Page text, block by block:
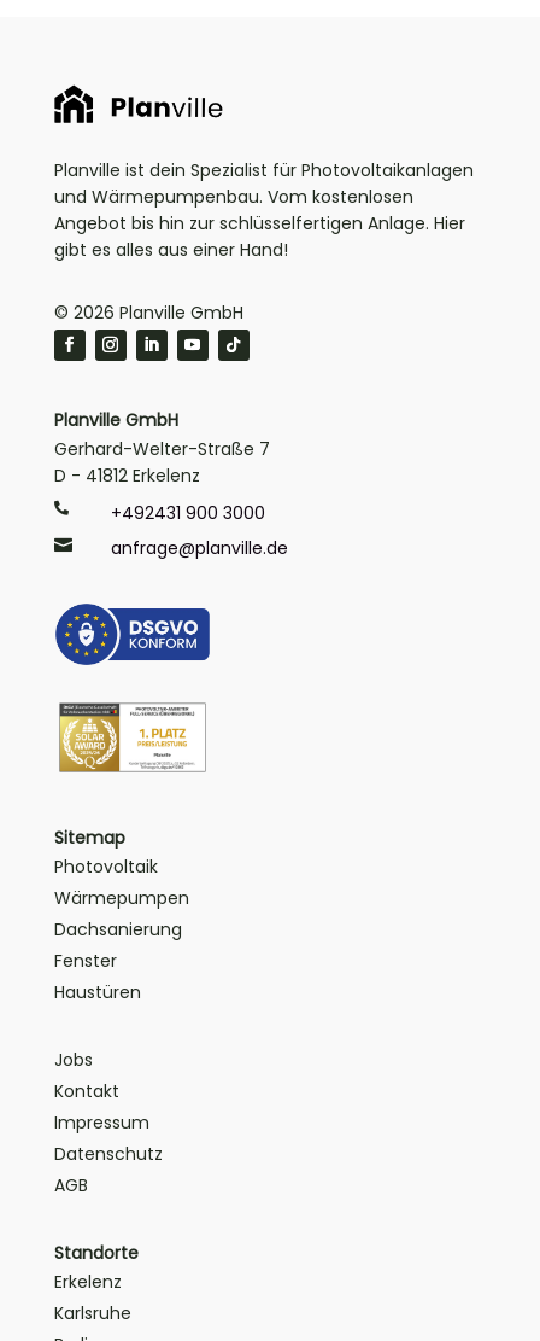
Planville ist dein Spezialist für Photovoltaikanlagen
und Wärmepumpenbau. Vom kostenlosen
Angebot bis hin zur schlüsselfertigen Anlage. Hier
gibt es alles aus einer Hand!
© 2026 Planville GmbH
Planville GmbH
Gerhard-Welter-Straße 7
D - 41812 Erkelenz
 +492431 900 3000
 anfrage@planville.de
Sitemap
Photovoltaik
Wärmepumpen
Dachsanierung
Fenster
Haustüren
Jobs
Kontakt
Impressum
Datenschutz
AGB
Standorte
Erkelenz
Karlsruhe